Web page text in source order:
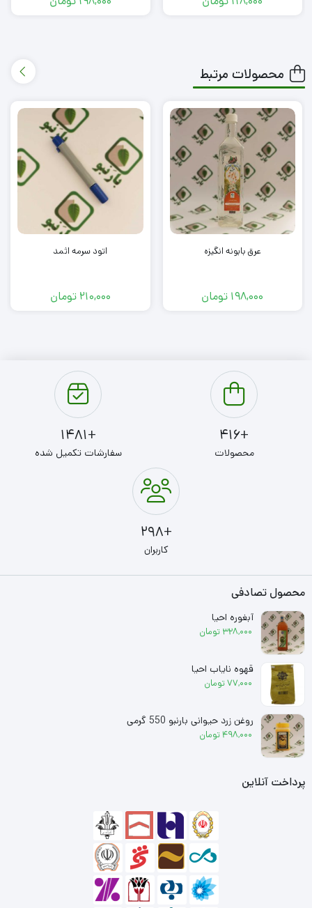
محصولات مرتبط
عرق بابونه انگیزه
198,000 تومان
اتود سرمه اثمد
210,000 تومان
+416
محصولات
+1481
سفارشات تکمیل شده
+298
کاربران
محصول تصادفی
آبغوره احیا
328,000 تومان
قهوه نایاب احیا
77,000تومان
روغن زرد حیوانی بارنبو 550 گرمی
498,000تومان
پرداخت آنلاین